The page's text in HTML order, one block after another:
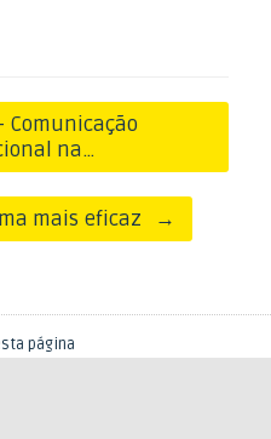
Comunicação
na…
mais eficaz →
página